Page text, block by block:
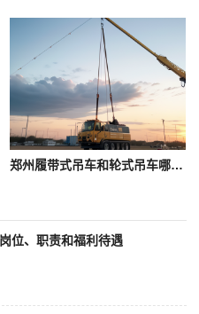
郑州履带式吊车和轮式吊车哪个好用
位、职责和福利待遇